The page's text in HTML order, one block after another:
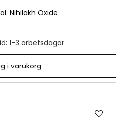
Nihilakh Oxide
1-3 arbetsdagar
i varukorg